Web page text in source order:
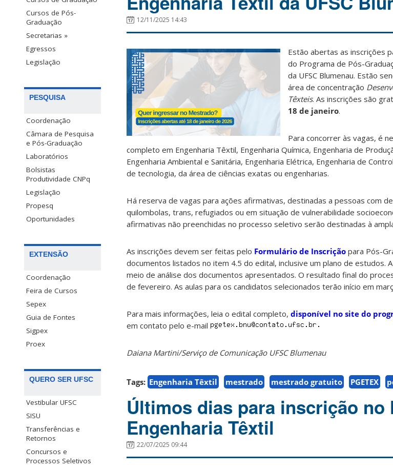
Cursos de Pós-
Graduação
Secretarias »
Egressos
Legislação
PESQUISA
Coordenação
Câmara de Pesquisa
e Pós-Graduação
Laboratórios
Bolsistas
Produtividade CNPq
Legislação
Propesq
Oportunidades
EXTENSÃO
Coordenação
Feira de Cursos
Sepex
Guia de Fontes
Sigpex
Proex
QUERO SER UFSC
Vestibular UFSC
SISU
Transferências e
Retornos
Concursos e
Processos Seletivos
12/11/2025 14:43
Estão abertas as inscrições
do Programa de Pós-
da UFSC Blumenau. Estão
área de concentração
Têxteis. As inscrições são
18 de janeiro.
Para concorrer às vagas, é
completo em Engenharia Têxtil, Engenharia Química, Engenharia de
Engenharia Ambiental e Sanitária, Engenharia Elétrica, Engenharia de
de tecnologia, da área de ciências exatas ou engenharias.
Há reserva de vagas para ações afirmativas, destinadas a pessoas com
quilombolas, trans, refugiados ou em situação de vulnerabilidade
afirmativas não preenchidas no processo seletivo serão destinadas à
As inscrições devem ser feitas pelo Formulário de Inscrição para Pós-
documentos listados no item 4.5 do edital, inclusive um plano de estudos.
meio de análise dos documentos apresentados. O resultado final do
de fevereiro. As aulas para os candidatos selecionados terão início em
Para mais informações, leia o edital completo, disponível no site do
em contato pelo e-mail
Daiana Martini/Serviço de Comunicação UFSC Blumenau
Tags: Engenharia Têxtil mestrado mestrado gratuito PGETEX
Últimos dias para inscrição no
Engenharia Têxtil
22/07/2025 09:44